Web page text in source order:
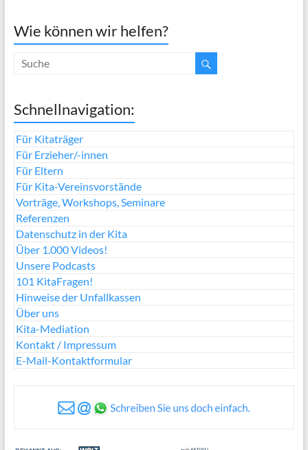
Wie können wir helfen?
Schnellnavigation:
Für Kitaträger
Für Erzieher/-innen
Für Eltern
Für Kita-Vereinsvorstände
Vorträge, Workshops, Seminare
Referenzen
Datenschutz in der Kita
Über 1.000 Videos!
Unsere Podcasts
101 KitaFragen!
Hinweise der Unfallkassen
Über uns
Kita-Mediation
Kontakt / Impressum
E-Mail-Kontaktformular